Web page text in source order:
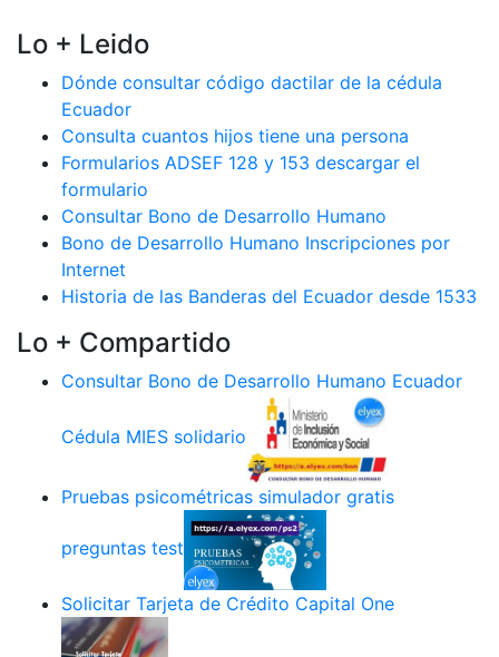
Lo + Leido
Dónde consultar código dactilar de la cédula
Ecuador
Consulta cuantos hijos tiene una persona
Formularios ADSEF 128 y 153 descargar el
formulario
Consultar Bono de Desarrollo Humano
Bono de Desarrollo Humano Inscripciones por
Internet
Historia de las Banderas del Ecuador desde 1533
Lo + Compartido
Consultar Bono de Desarrollo Humano Ecuador
Cédula MIES solidario
Pruebas psicométricas simulador gratis
preguntas test
Solicitar Tarjeta de Crédito Capital One